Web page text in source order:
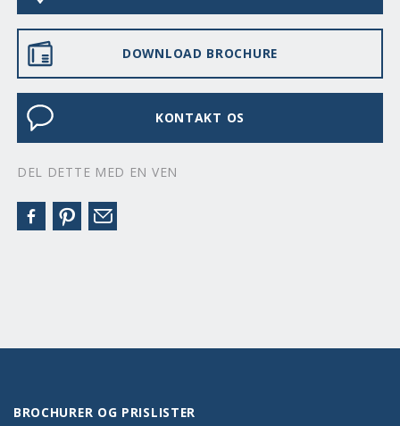
DOWNLOAD BROCHURE
KONTAKT OS
DEL DETTE MED EN VEN
BROCHURER OG PRISLISTER